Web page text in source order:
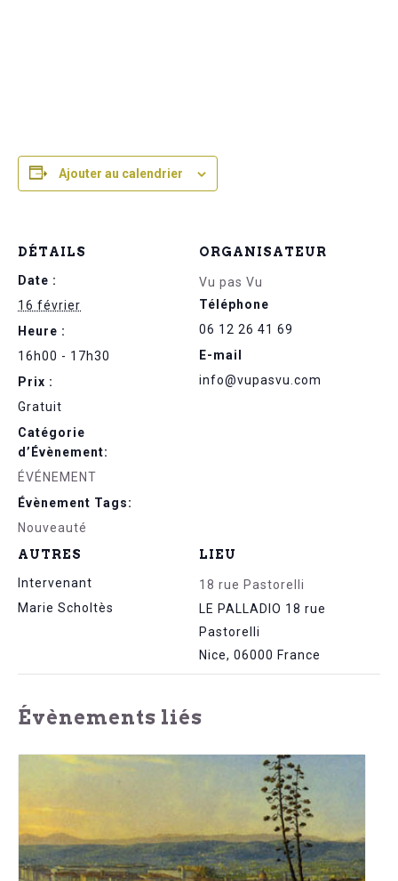
Ajouter au calendrier
DÉTAILS
Date :
16 février
Heure :
16h00 - 17h30
Prix :
Gratuit
Catégorie
d’Évènement:
ÉVÉNEMENT
Évènement Tags:
Nouveauté
LIEU
18 rue Pastorelli
LE PALLADIO 18 rue
Pastorelli
Nice, 06000 France
ORGANISATEUR
Vu pas Vu
Téléphone
06 12 26 41 69
E-mail
info@vupasvu.com
AUTRES
Intervenant
Marie Scholtès
Évènements liés